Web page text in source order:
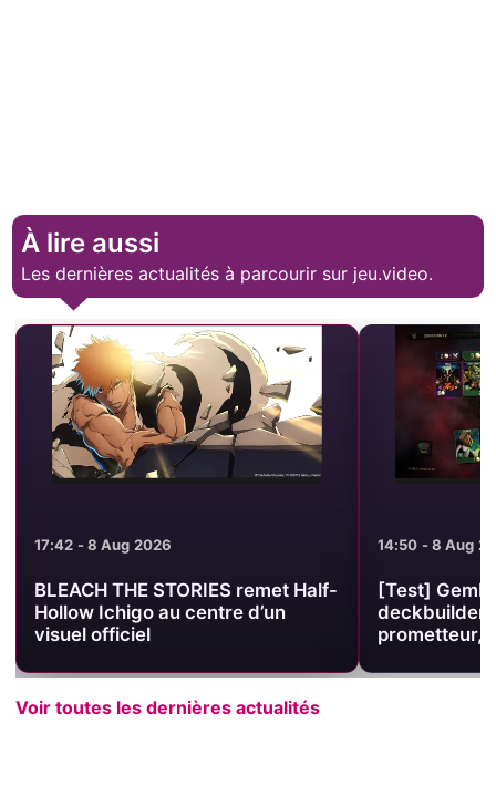
À lire aussi
Les dernières actualités à parcourir sur jeu.video.
17:42 - 8 Aug 2026
BLEACH THE STORIES remet Half-
Hollow Ichigo au centre d’un
visuel officiel
14:50 - 8 Aug
[Test]
deckbuilder
prometteur,
Voir toutes les dernières actualités